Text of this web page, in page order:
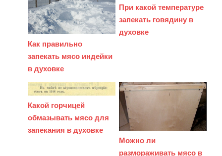
Как правильно
запекать мясо индейки
в духовке
При какой температуре
запекать говядину в
духовке
Какой горчицей
обмазывать мясо для
запекания в духовке
Можно ли
размораживать мясо в